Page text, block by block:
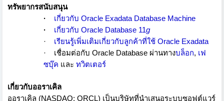
ทรัพยากรสนับสนุน
·
เกี่ยวกับ Oracle Exadata Database Machine
·
เกี่ยวกับ Oracle Database 11g
·
เรียนรู้เพิ่มเติมเกี่ยวกับลูกค้าที่ใช้ Oracle Exadata
·
เชื่อมต่อกับ Oracle Database ผ่านทางบล็อก, เฟ
ซบุ๊ค และ ทวิตเตอร์
เกี่ยวกับออราเคิล
ออราเคิล (NASDAQ: ORCL) เป็นบริษัทที่นำเสนอระบบซอฟต์แวร์